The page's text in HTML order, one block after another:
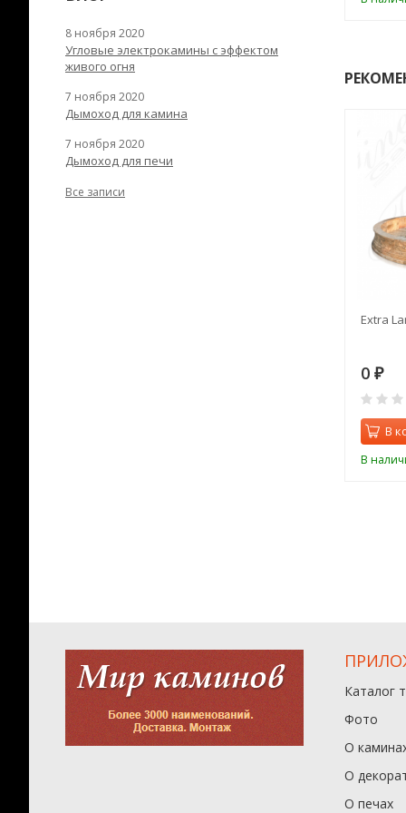
Extra
0 ₽
В
В
8 ноября 2020
Угловые электрокамины с эффектом
живого огня
7 ноября 2020
Дымоход для камина
7 ноября 2020
Дымоход для печи
Все записи
Каталог
Фото
О
О
О печах